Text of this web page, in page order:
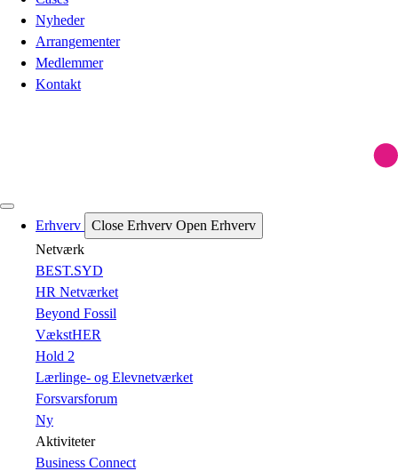
Nyheder
Arrangementer
Medlemmer
Kontakt
Erhverv Close Erhverv Open Erhverv
Netværk
BEST.SYD
HR Netværket
Beyond Fossil
VækstHER
Hold 2
Lærlinge- og Elevnetværket
Forsvarsforum
Ny
Aktiviteter
Business Connect